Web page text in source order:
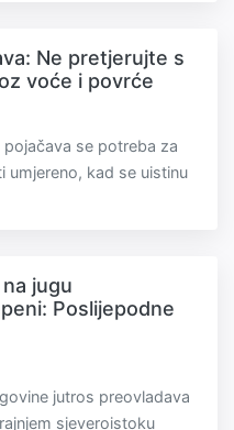
Ne pretjerujte s
voće i povrće
se potreba za
kad se uistinu
jugu
Poslijepodne
jutros preovladava
sjeveroistoku